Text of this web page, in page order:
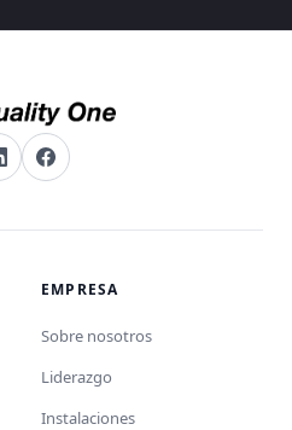
EMPRESA
Sobre nosotros
Liderazgo
Instalaciones